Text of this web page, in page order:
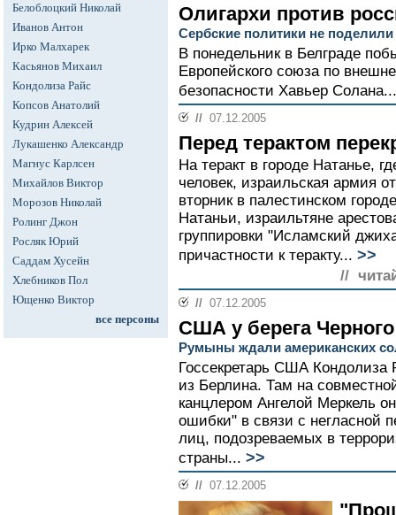
Белоблоцкий Николай
Иванов Антон
Ирко Малхарек
Касьянов Михаил
Кондолиза Райс
Копсов Анатолий
Кудрин Алексей
Лукашенко Александр
Магнус Карлсен
Михайлов Виктор
Морозов Николай
Ролинг Джон
Росляк Юрий
Саддам Хусейн
Хлебников Пол
Ющенко Виктор
все персоны
Олигархи против
Сербские политики не
В понедельник в Белграде
Европейского союза по
безопасности Хавьер Солана...
// 07.12.2005
Перед терактом
На теракт в городе Натанье,
человек, израильская армия
вторник в палестинском
Натаньи, израильтяне
группировки "Исламский
причастности к теракту... >>
//
// 07.12.2005
США у берега
Румыны ждали американских
Госсекретарь США Кондолиза
из Берлина. Там на
канцлером Ангелой Меркель
ошибки" в связи с негласной
лиц, подозреваемых в
страны... >>
// 07.12.2005